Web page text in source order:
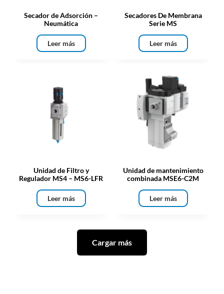
Secador de Adsorción –
Neumática
Leer más
Secadores De Membrana
Serie MS
Leer más
Unidad de Filtro y
Regulador MS4 – MS6-LFR
Leer más
Unidad de mantenimiento
combinada MSE6-C2M
Leer más
Cargar más